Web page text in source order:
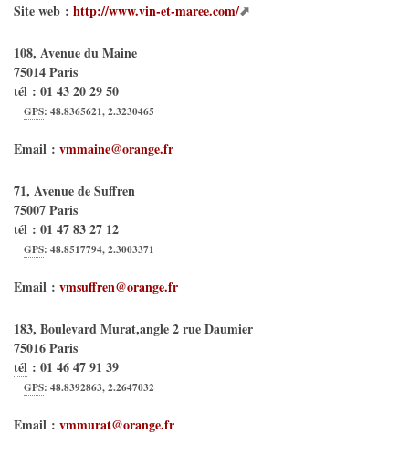
Site web : http://www.vin-et-maree.com/
108, Avenue du Maine
75014Paris
tél : 01 43 20 29 50
GPS:48.8365621,2.3230465
Email : vmmaine@orange.fr
71, Avenue de Suffren
75007Paris
tél : 01 47 83 27 12
GPS:48.8517794,2.3003371
Email : vmsuffren@orange.fr
183, Boulevard Murat,angle 2 rue Daumier
75016Paris
tél : 01 46 47 91 39
GPS:48.8392863,2.2647032
Email : vmmurat@orange.fr